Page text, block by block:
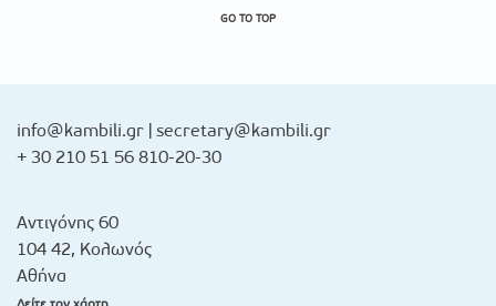
GO TO TOP
info@kambili.gr secretary@kambili.gr
+ 30 210 51 56 810-20-30
Αντιγόνης 60
104 42, Κολωνός
Αθήνα